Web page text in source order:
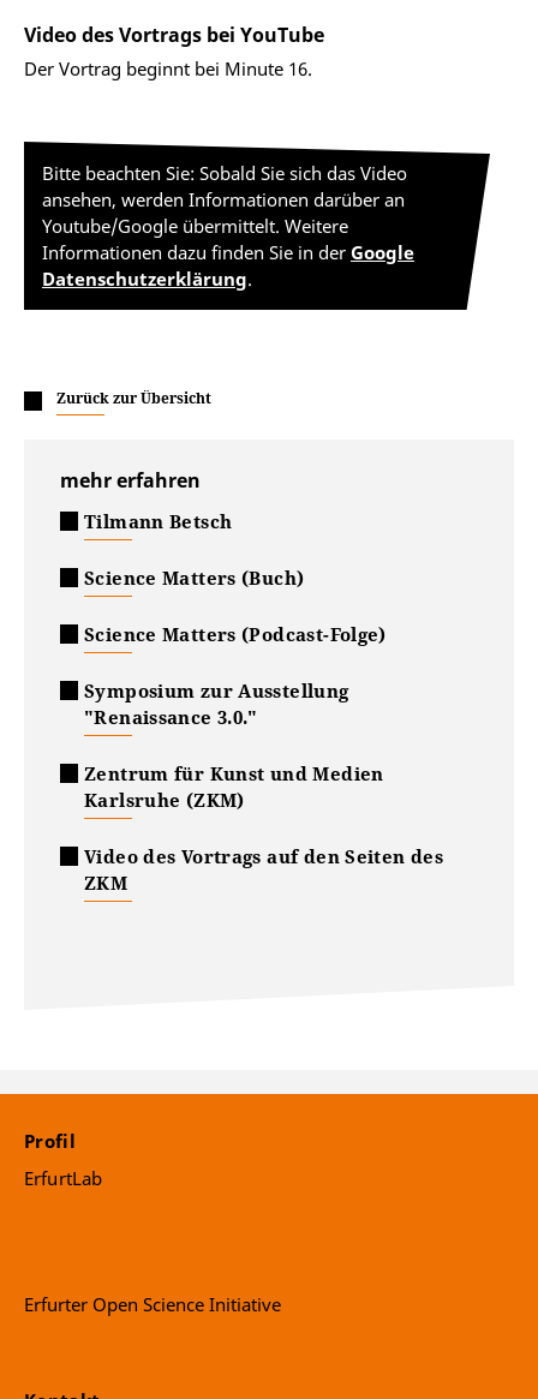
Video des Vortrags bei YouTube
Der Vortrag beginnt bei Minute 16.
Bitte beachten Sie: Sobald Sie sich das Video
ansehen, werden Informationen darüber an
Youtube/Google übermittelt. Weitere
Informationen dazu finden Sie in der Google
Datenschutzerklärung.
Zurück zur Übersicht
mehr erfahren
Tilmann Betsch
Science Matters (Buch)
Science Matters (Podcast-Folge)
Symposium zur Ausstellung
"Renaissance 3.0."
Zentrum für Kunst und Medien
Karlsruhe (ZKM)
Video des Vortrags auf den Seiten des
ZKM
Profil
ErfurtLab
Erfurter Open Science Initiative